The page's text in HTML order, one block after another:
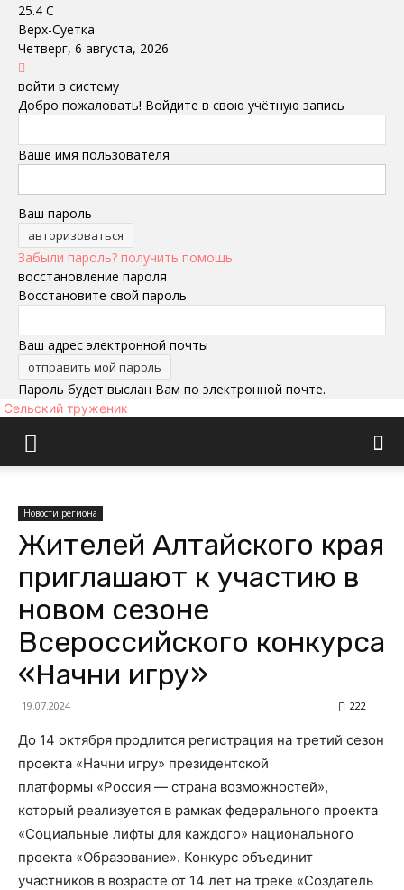
25.4 C
Верх-Суетка
Четверг, 6 августа, 2026
войти в систему
Добро пожаловать! Войдите в свою учётную запись
Ваше имя пользователя
Ваш пароль
Забыли пароль? получить помощь
восстановление пароля
Восстановите свой пароль
Ваш адрес электронной почты
Пароль будет выслан Вам по электронной почте.
Сельский труженик
Новости региона
Жителей Алтайского края
приглашают к участию в
новом сезоне
Всероссийского конкурса
«Начни игру»
19.07.2024 222
До 14 октября продлится регистрация на третий сезон
проекта «Начни игру» президентской
платформы «Россия — страна возможностей»,
который реализуется в рамках федерального проекта
«Социальные лифты для каждого» национального
проекта «Образование». Конкурс объединит
участников в возрасте от 14 лет на треке «Создатель